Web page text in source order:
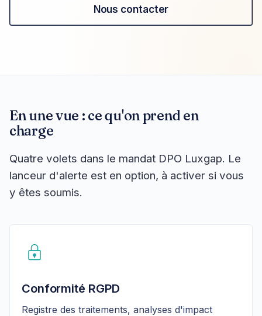
Nous contacter
En une vue : ce qu'on prend en
charge
Quatre volets dans le mandat DPO Luxgap. Le
lanceur d'alerte est en option, à activer si vous
y êtes soumis.
Conformité RGPD
Registre des traitements, analyses d'impact